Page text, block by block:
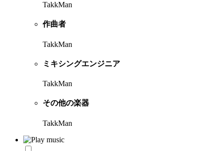
TakkMan
作曲者
TakkMan
ミキシングエンジニア
TakkMan
その他の楽器
TakkMan